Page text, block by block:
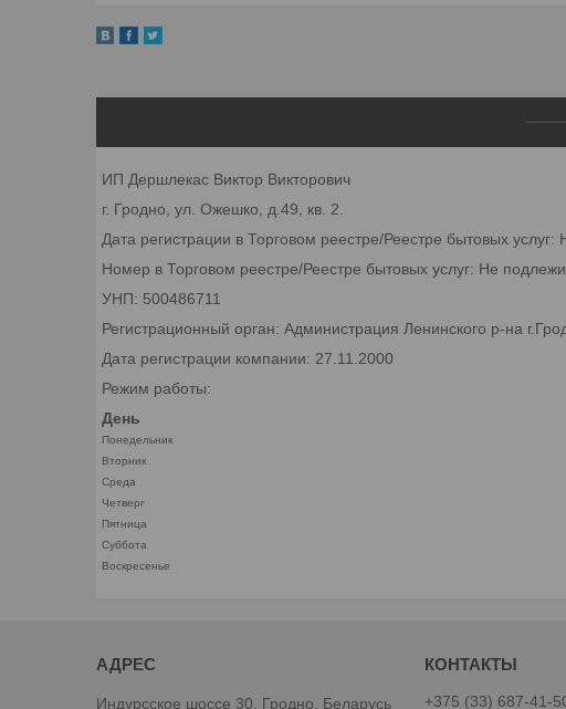
ИП Дершлекас Виктор Викторович
г. Гродно, ул. Ожешко, д.49, кв. 2.
Дата регистрации в Торговом реестре/Реестре бытовых
Номер в Торговом реестре/Реестре бытовых услуг: Не
УНП: 500486711
Регистрационный орган: Администрация Ленинского р-на
Дата регистрации компании: 27.11.2000
Режим работы:
День
Понедельник
Вторник
Среда
Четверг
Пятница
Суббота
Воскресенье
Индурсское шоссе 30, Гродно, Беларусь +375 (33) 687-41-